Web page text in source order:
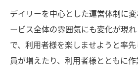
デイリーを中心とした運営体制に
ービス全体の雰囲気にも変化が現
で、利用者様を楽しませようと率
員が増えたり、利用者様とともに